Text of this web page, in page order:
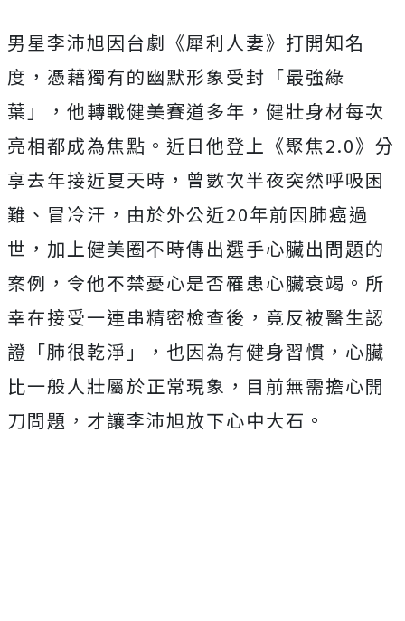
男星李沛旭因台劇《犀利人妻》打開知名
度， 憑藉獨有的幽默形象受封「最強綠
葉」，他轉戰健美賽道多年， 健壯身材每次
亮相都成為焦點。近日他登上《聚焦2.0》 分
享去年接近夏天時，曾數次半夜突然呼吸困
難、冒冷汗， 由於外公近20年前因肺癌過
世， 加上健美圈不時傳出選手心臟出問題的
案例， 令他不禁憂心是否罹患心臟衰竭。所
幸在接受一連串精密檢查後， 竟反被醫生認
證「肺很乾淨」，也因為有健身習慣， 心臟
比一般人壯屬於正常現象，目前無需擔心開
刀問題， 才讓李沛旭放下心中大石。